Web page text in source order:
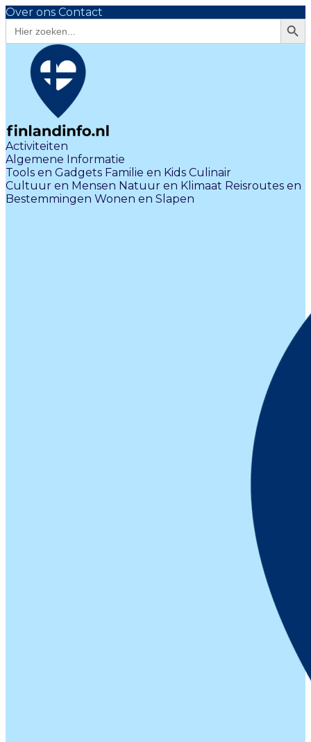
Over ons Contact
Zoek
naar:
Activiteiten
Algemene Informatie
Tools en Gadgets Familie en Kids Culinair
Cultuur en Mensen Natuur en Klimaat Reisroutes en
Bestemmingen Wonen en Slapen